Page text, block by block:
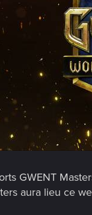
GWENT
aura lieu ce